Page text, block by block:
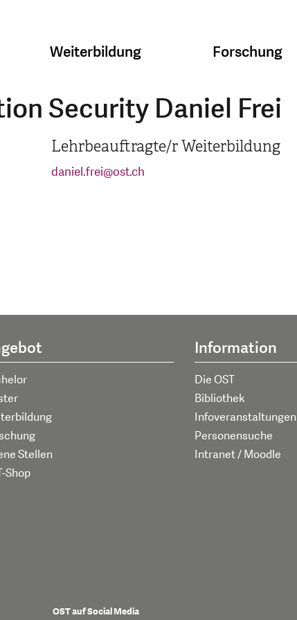
Weiterbildung Forschung
Security Daniel Frei
Lehrbeauftragte/r Weiterbildung
daniel.frei@ost.ch
Stellen
Shop
Information
Die OST
Bibliothek
Infoveranstaltungen
Personensuche
Intranet / Moodle
OST auf Social Media